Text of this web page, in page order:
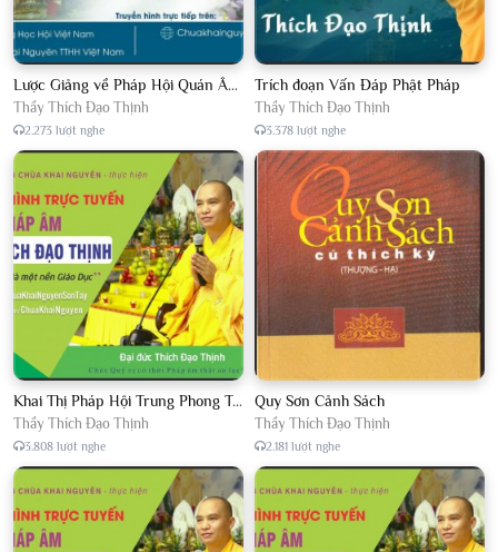
Lược Giảng về Pháp Hội Quán Âm TTHN lần 2
Thầy Thích Đạo Thịnh
2.273 lượt nghe
Trích đoạn Vấn Đáp Phật Pháp
Thầy Thích Đạo Thịnh
3.378 lượt nghe
Khai Thị Pháp Hội Trung Phong Tam Thời Hệ Niệm
Thầy Thích Đạo Thịnh
3.808 lượt nghe
Quy Sơn Cảnh Sách
Thầy Thích Đạo Thịnh
2.181 lượt nghe